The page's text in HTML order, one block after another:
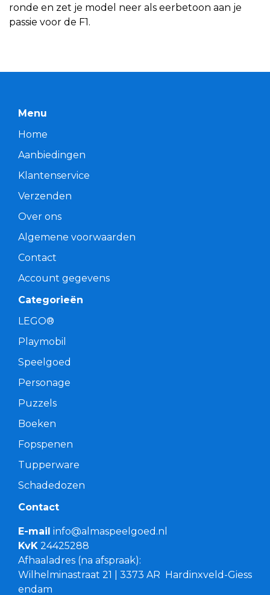
ronde en zet je model neer als eerbetoon aan je
passie voor de F1.
Menu
Home
Aanbiedingen
Klantenservice
Verzenden
Over ons
Algemene voorwaarden
Contact
Account gegevens
Categorieën
LEGO®
Playmobil
Speelgoed
Personage
Puzzels
Boeken
Fopspenen
Tupperware
Schadedozen
Contact
E-mail info@almaspeelgoed.nl
KvK 24425288
Afhaaladres (na afspraak):
Wilhelminastraat 21 | 3373 AR Hardinxveld-Giess
endam